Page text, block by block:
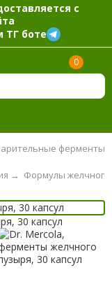
с
ТГ боте
0
ферменты
Формулы желчного
→